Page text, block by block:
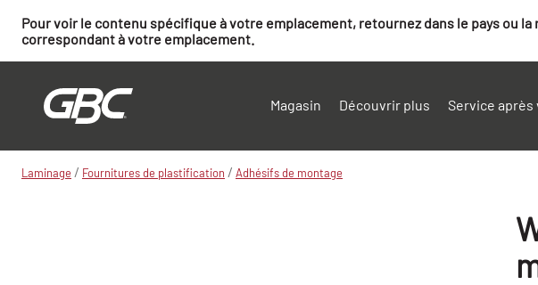
Pour voir le contenu spécifique à votre emplacement, retournez dans le pays ou la
correspondant à votre emplacement.
Magasin Découvrir plus Service après
Laminage / Fournitures de plastification / Adhésifs de montage